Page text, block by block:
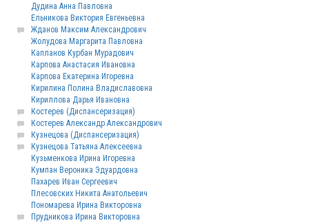
Дудина Анна Павловна
Ельникова Виктория Евгеньевна
Жданов Максим Александрович
Жолудова Маргарита Павловна
Капланов Курбан Мурадович
Карпова Анастасия Ивановна
Карпова Екатерина Игоревна
Кирилина Полина Владиславовна
Кириллова Дарья Ивановна
Костерев (Диспансеризация)
Костерев Александр Александрович
Кузнецова (Диспансеризация)
Кузнецова Татьяна Алексеевна
Кузьменкова Ирина Игоревна
Кумпан Вероника Эдуардовна
Пахарев Иван Сергеевич
Плесовских Никита Анатольевич
Пономарева Ирина Викторовна
Прудникова Ирина Викторовна